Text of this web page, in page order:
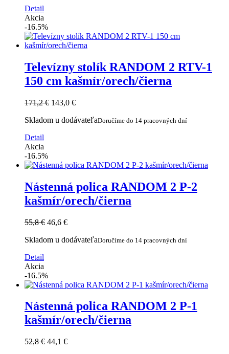
Detail
Akcia
-16.5%
Televízny stolík RANDOM 2 RTV-1
150 cm kašmír/orech/čierna
171,2 € 143,0 €
Skladom u dodávateľaDoručíme do 14 pracovných dní
Detail
Akcia
-16.5%
Nástenná polica RANDOM 2 P-2
kašmír/orech/čierna
55,8 € 46,6 €
Skladom u dodávateľaDoručíme do 14 pracovných dní
Detail
Akcia
-16.5%
Nástenná polica RANDOM 2 P-1
kašmír/orech/čierna
52,8 € 44,1 €